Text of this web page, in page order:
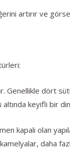
artırır ve
Genellikle dört
keyifli bir
kapalı olan
daha